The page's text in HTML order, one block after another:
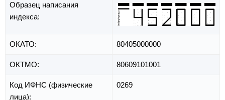
Образец написания
индекса:
ОКАТО: 80405000000
ОКТМО: 80609101001
Код ИФНС (физические
лица):
0269